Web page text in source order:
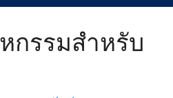
กรรมสำหรับ